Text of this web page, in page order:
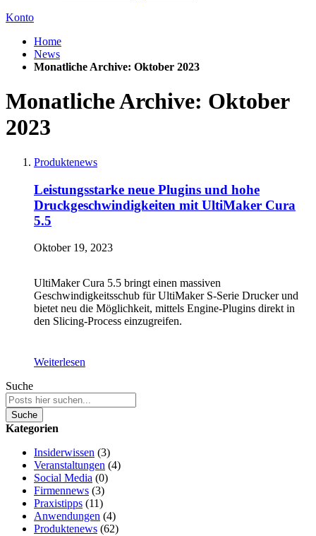
Konto
Home
News
Monatliche Archive: Oktober 2023
Monatliche Archive: Oktober
2023
Produktenews
Leistungsstarke neue Plugins und hohe
Druckgeschwindigkeiten mit UltiMaker Cura
5.5
Oktober 19, 2023
UltiMaker Cura 5.5 bringt einen massiven
Geschwindigkeitsschub für UltiMaker S-Serie Drucker und
bietet neu die Möglichkeit, mittels Engine-Plugins direkt in
den Slicing-Process einzugreifen.
Weiterlesen
Suche
Suche
Kategorien
Insiderwissen (3)
Veranstaltungen (4)
Social Media (0)
Firmennews (3)
Praxistipps (11)
Anwendungen (4)
Produktenews (62)